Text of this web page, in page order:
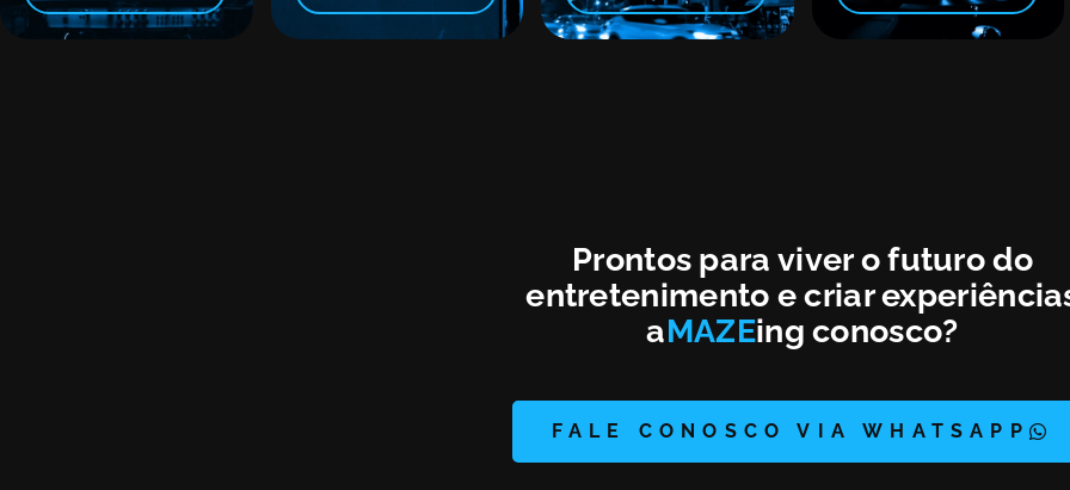
Prontos para viver o futuro do
entretenimento e criar
aMAZEing conosco?
FALE CONOSCO VIA WHATSAPP